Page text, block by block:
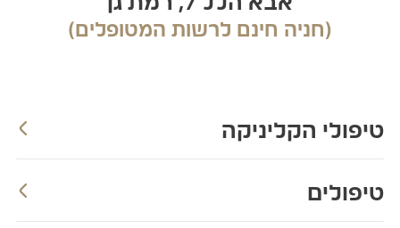
(חניה חינם לרשות המטופלים)
הקליניקה